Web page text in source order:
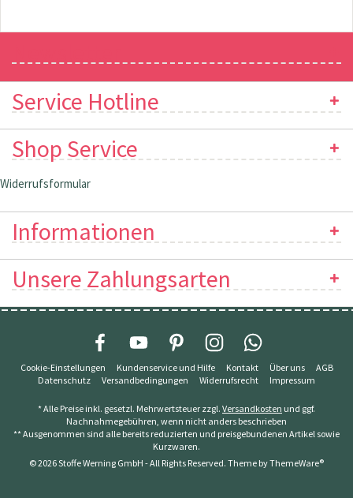
Service Hotline
Shop Service
Widerrufsformular
Informationen
Unsere Zahlungsarten
Cookie-Einstellungen Kundenservice und Hilfe Kontakt Über uns
AGB
Datenschutz
Versandbedingungen Widerrufsrecht Impressum
* Alle Preise inkl. gesetzl. Mehrwertsteuer zzgl. Versandkosten und ggf.
Nachnahmegebühren, wenn nicht anders beschrieben
** Ausgenommen sind alle bereits reduzierten und preisgebundenen Artikel sowie
Kurzwaren.
© 2026 Stoffe Werning GmbH - All Rights Reserved. Theme byThemeWare®